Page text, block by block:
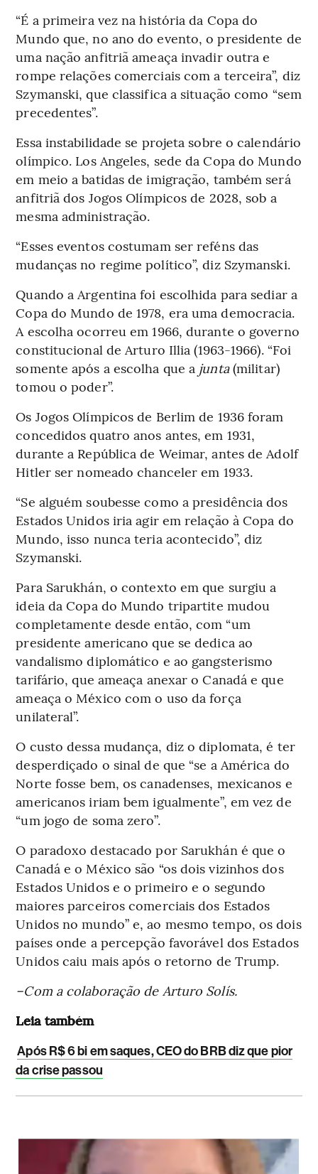
“É a primeira vez na história da Copa do
Mundo que, no ano do evento, o presidente de
uma nação anfitriã ameaça invadir outra e
rompe relações comerciais com a terceira”, diz
Szymanski, que classifica a situação como “sem
precedentes”.
Essa instabilidade se projeta sobre o calendário
olímpico. Los Angeles, sede da Copa do Mundo
em meio a batidas de imigração, também será
anfitriã dos Jogos Olímpicos de 2028, sob a
mesma administração.
“Esses eventos costumam ser reféns das
mudanças no regime político”, diz Szymanski.
Quando a Argentina foi escolhida para sediar a
Copa do Mundo de 1978, era uma democracia.
A escolha ocorreu em 1966, durante o governo
constitucional de Arturo Illia (1963-1966). “Foi
somente após a escolha que a junta(militar)
tomou o poder”.
Os Jogos Olímpicos de Berlim de 1936 foram
concedidos quatro anos antes, em 1931,
durante a República de Weimar, antes de Adolf
Hitler ser nomeado chanceler em 1933.
“Se alguém soubesse como a presidência dos
Estados Unidos iria agir em relação à Copa do
Mundo, isso nunca teria acontecido”, diz
Szymanski.
Para Sarukhán, o contexto em que surgiu a
ideia da Copa do Mundo tripartite mudou
completamente desde então, com “um
presidente americano que se dedica ao
vandalismo diplomático e ao gangsterismo
tarifário, que ameaça anexar o Canadá e que
ameaça o México com o uso da força
unilateral”.
O custo dessa mudança, diz o diplomata, é ter
desperdiçado o sinal de que “se a América do
Norte fosse bem, os canadenses, mexicanos e
americanos iriam bem igualmente”, em vez de
“um jogo de soma zero”.
O paradoxo destacado por Sarukhán é que o
Canadá e o México são “os dois vizinhos dos
Estados Unidos e o primeiro e o segundo
maiores parceiros comerciais dos Estados
Unidos no mundo” e, ao mesmo tempo, os dois
países onde a percepção favorável dos Estados
Unidos caiu mais após o retorno de Trump.
–Com a colaboração de Arturo Solís.
Leia também
Após R$ 6 bi em saques, CEO do BRB diz que pior
da crise passou